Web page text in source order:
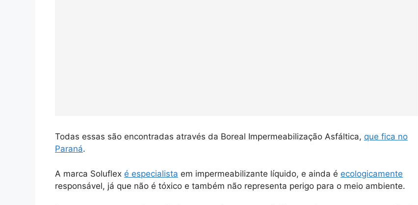
Todas essas são encontradas através da Boreal Impermeabilização Asfáltica, que fica no
Paraná.
A marca Soluflex é especialista em impermeabilizante líquido, e ainda é ecologicamente
responsável, já que não é tóxico e também não representa perigo para o meio ambiente.